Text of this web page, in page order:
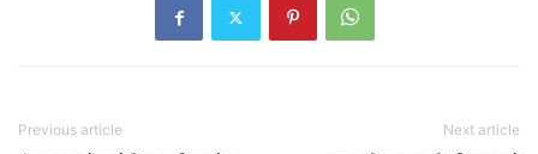
Previous article Next article